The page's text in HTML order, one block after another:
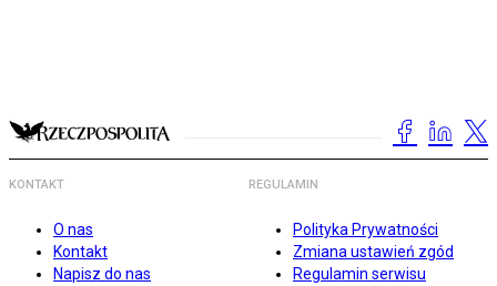
KONTAKT
O nas
Kontakt
Napisz do nas
REGULAMIN
Polityka Prywatności
Zmiana ustawień zgód
Regulamin serwisu